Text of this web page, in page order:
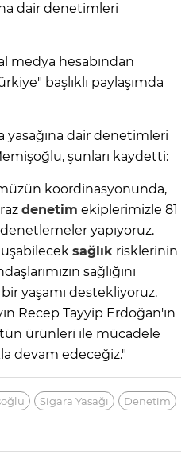
dair denetimleri
medya hesabından
başlıklı paylaşımda
yasağına dair denetimleri
şunları kaydetti:
koordinasyonunda,
denetim ekiplerimizle 81
yapıyoruz.
sağlık risklerinin
sağlığını
yaşamı destekliyoruz.
Recep Tayyip Erdoğan'ın
ürünleri ile mücadele
devam edeceğiz."
Sigara Yasağı
Denetim